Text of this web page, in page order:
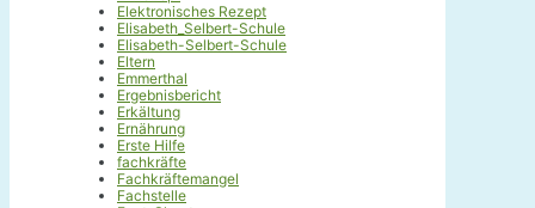
Elektronisches Rezept
Elisabeth_Selbert-Schule
Elisabeth-Selbert-Schule
Eltern
Emmerthal
Ergebnisbericht
Erkältung
Ernährung
Erste Hilfe
fachkräfte
Fachkräftemangel
Fachstelle